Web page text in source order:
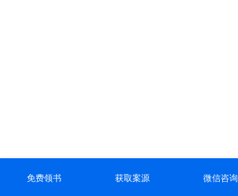
免费领书 获取案源 微信咨询